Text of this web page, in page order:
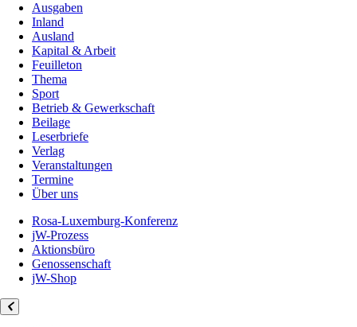
Ausgaben
Inland
Ausland
Kapital & Arbeit
Feuilleton
Thema
Sport
Betrieb & Gewerkschaft
Beilage
Leserbriefe
Verlag
Veranstaltungen
Termine
Über uns
Rosa-Luxemburg-Konferenz
jW-Prozess
Aktionsbüro
Genossenschaft
jW-Shop